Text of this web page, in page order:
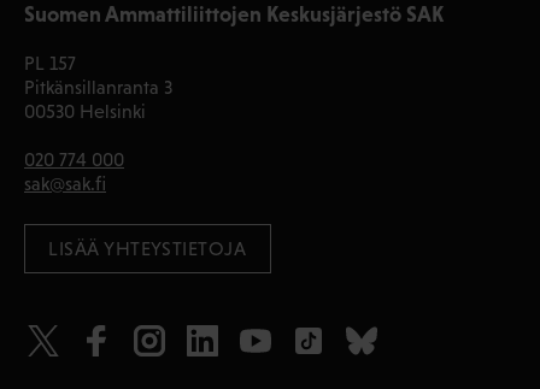
Suomen Ammattiliittojen Keskusjärjestö SAK
PL 157
Pitkänsillanranta 3
00530 Helsinki
020 774 000
sak@sak.fi
LISÄÄ YHTEYSTIETOJA